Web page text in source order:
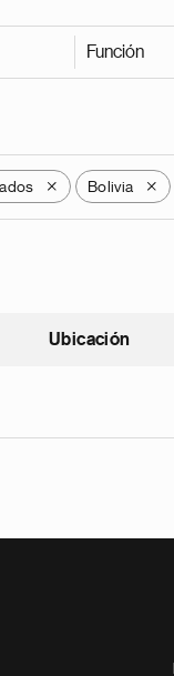
Función
X Bolivia X
Ubicación